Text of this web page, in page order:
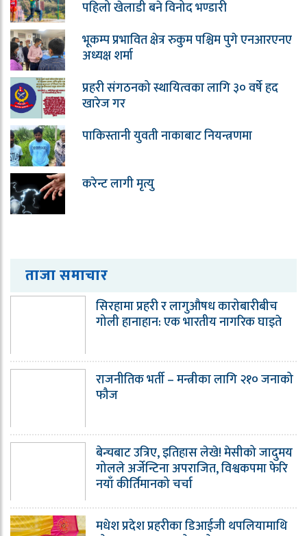
पहिलो खेलाडी बने विनोद भण्डारी
भूकम्प प्रभावित क्षेत्र रुकुम पश्चिम पुगे एनआरएनए
अध्यक्ष शर्मा
प्रहरी संगठनको स्थायित्वका लागि ३० वर्षे हद
खारेज गर
पाकिस्तानी युवती नाकाबाट नियन्त्रणमा
करेन्ट लागी मृत्यु
ताजा समाचार
सिरहामा प्रहरी र लागुऔषध कारोबारीबीच
गोली हानाहान: एक भारतीय नागरिक घाइते
राजनीतिक भर्ती – मन्त्रीका लागि २१० जनाको
फौज
बेन्चबाट उत्रिए, इतिहास लेखे! मेसीको जादुमय
गोलले अर्जेन्टिना अपराजित, विश्वकपमा फेरि
नयाँ कीर्तिमानको चर्चा
मधेश प्रदेश प्रहरीका डिआईजी थपलियामाथि